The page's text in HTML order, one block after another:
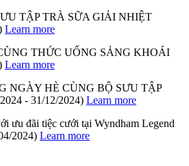
TẬP TRÀ SỮA GIẢI NHIỆT
Learn more
THỨC UỐNG SẢNG KHOÁI
Learn more
NGÀY HÈ CÙNG BỘ SƯU TẬP
- 31/12/2024) Learn more
ưu đãi tiệc cưới tại Wyndham Legend
2024) Learn more